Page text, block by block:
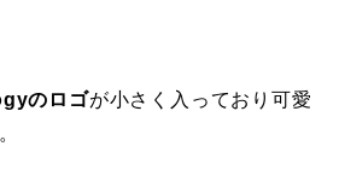
のロゴが小さく入っており可愛